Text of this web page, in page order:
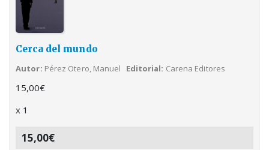
Cerca del mundo
Autor Pérez Otero, Manuel Editorial Carena Editores
15,00€
x 1
15,00€